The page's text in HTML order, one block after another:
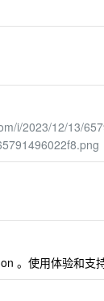
i/2023/12/13/
。使用体验和支